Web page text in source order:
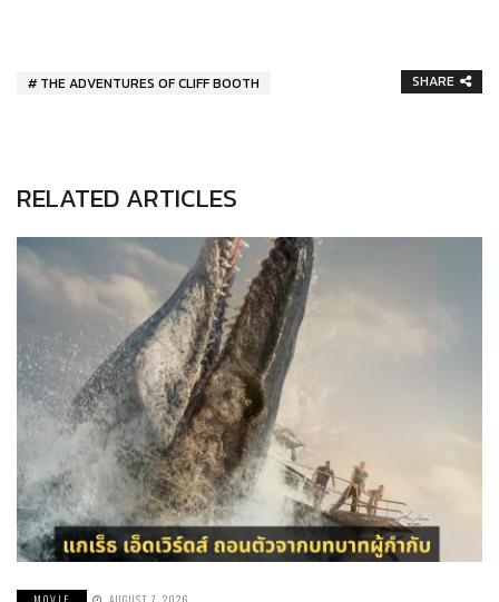
THE ADVENTURES OF CLIFF BOOTH SHARE
RELATED ARTICLES